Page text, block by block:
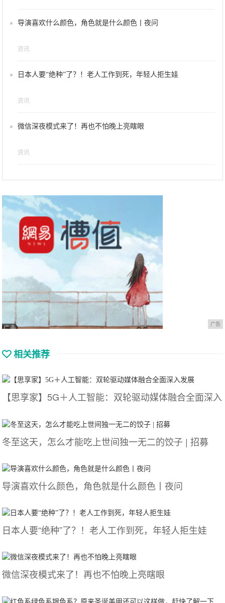
导演喜欢什么颜色，角色就是什么颜色丨夜问
资讯
日本人要“绝种”了？！老人工作到死，年轻人拒生娃
资讯
微信深夜模式来了！再也不怕晚上亮瞎眼
资讯
广告
相关推荐
【思享家】5G＋人工智能：双轮驱动媒体融合全面深入
冬至这天，怎么才能吃上世间独一无二的饺子 | 招募
导演喜欢什么颜色，角色就是什么颜色丨夜问
日本人要“绝种”了？！老人工作到死，年轻人拒生娃
微信深夜模式来了！再也不怕晚上亮瞎眼